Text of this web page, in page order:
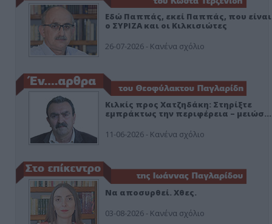
Εδώ Παππάς, εκεί Παππάς, που είναι
ο ΣΥΡΙΖΑ και οι Κιλκισιώτες
26-07-2026 - Κανένα σχόλιο
Κιλκίς προς Χατζηδάκη: Στηρίξτε
εμπράκτως την περιφέρεια – μειώσ…
11-06-2026 - Κανένα σχόλιο
Να αποσυρθεί. Χθες.
03-08-2026 - Κανένα σχόλιο